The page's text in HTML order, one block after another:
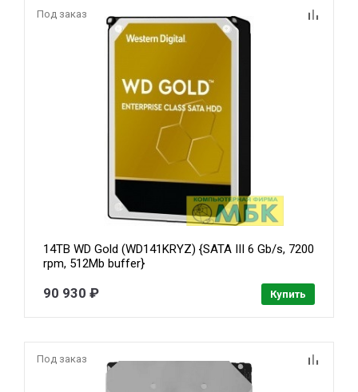
Под заказ
14TB WD Gold (WD141KRYZ) {SATA III 6 Gb/s, 7200
rpm, 512Mb buffer}
90 930 ₽ Купить
Под заказ